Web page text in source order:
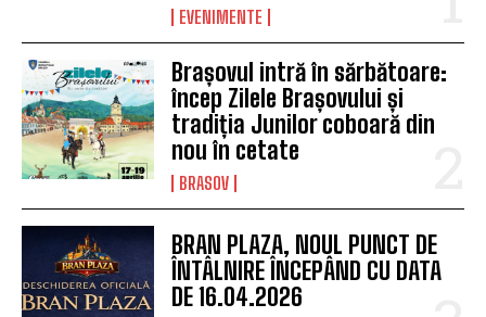
EVENIMENTE
Brașovul intră în sărbătoare:
încep Zilele Brașovului și
tradiția Junilor coboară din
nou în cetate
BRASOV
BRAN PLAZA, NOUL PUNCT DE
ÎNTÂLNIRE ÎNCEPÂND CU DATA
DE 16.04.2026